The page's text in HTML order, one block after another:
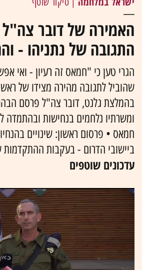
האמירה של דובר
התגובה של נתניהו -
הגרי טען כי "חמאס זה רעיון - ואי
שהוביל לתגובה מהירה מצידו של
בהמלצת גלנט, דובר צה"ל פרסם
ומשרתיו נלחמים בנחישות ובהתמדה
חמאס • פרסום ראשון: שינויים
ביישובי הדרום - בעקבות
עדכונים שוטפים